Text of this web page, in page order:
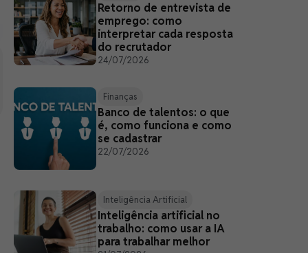
Retorno de entrevista de
emprego: como
interpretar cada resposta
do recrutador
24/07/2026
Finanças
Banco de talentos: o que
é, como funciona e como
se cadastrar
22/07/2026
Inteligência Artificial
Inteligência artificial no
trabalho: como usar a IA
para trabalhar melhor